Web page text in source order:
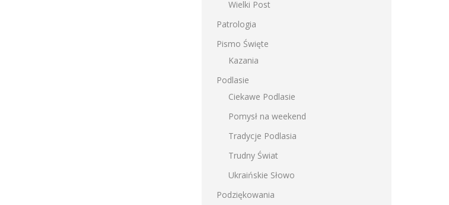
Wielki Post
Patrologia
Pismo Święte
Kazania
Podlasie
Ciekawe Podlasie
Pomysł na weekend
Tradycje Podlasia
Trudny Świat
Ukraińskie Słowo
Podziękowania